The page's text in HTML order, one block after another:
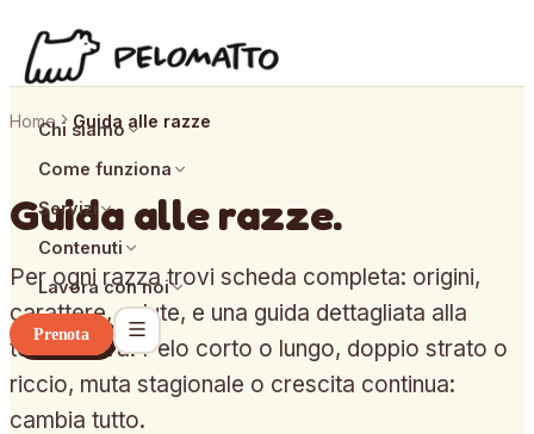
Chi siamo
Come funziona
Servizi
Contenuti
Lavora con noi
Prenota
Home Guida alle razze
Guida alle razze.
Per ogni razza trovi scheda completa: origini,
carattere, salute, e una guida dettagliata alla
toelettatura. Pelo corto o lungo, doppio strato o
riccio, muta stagionale o crescita continua:
cambia tutto.